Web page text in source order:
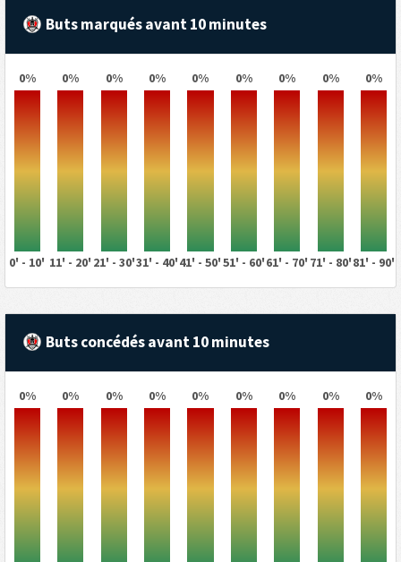
Buts marqués avant 10 minutes
0% 0% 0% 0% 0% 0% 0% 0% 0%
0' - 10' 11' - 20' 21' - 30'31' - 40'41' - 50'51' - 60'61' - 70' 71' - 80'81' - 90'
Buts concédés avant 10 minutes
0% 0% 0% 0% 0% 0% 0% 0% 0%